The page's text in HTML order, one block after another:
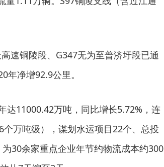
速铜陵段、G347无为至普济圩段已通
年净增92.9公里。
达11000.42万吨，同比增长5.72%，连
万吨级），谋划水运项目22个、总投
30余家重点企业年节约物流成本约300